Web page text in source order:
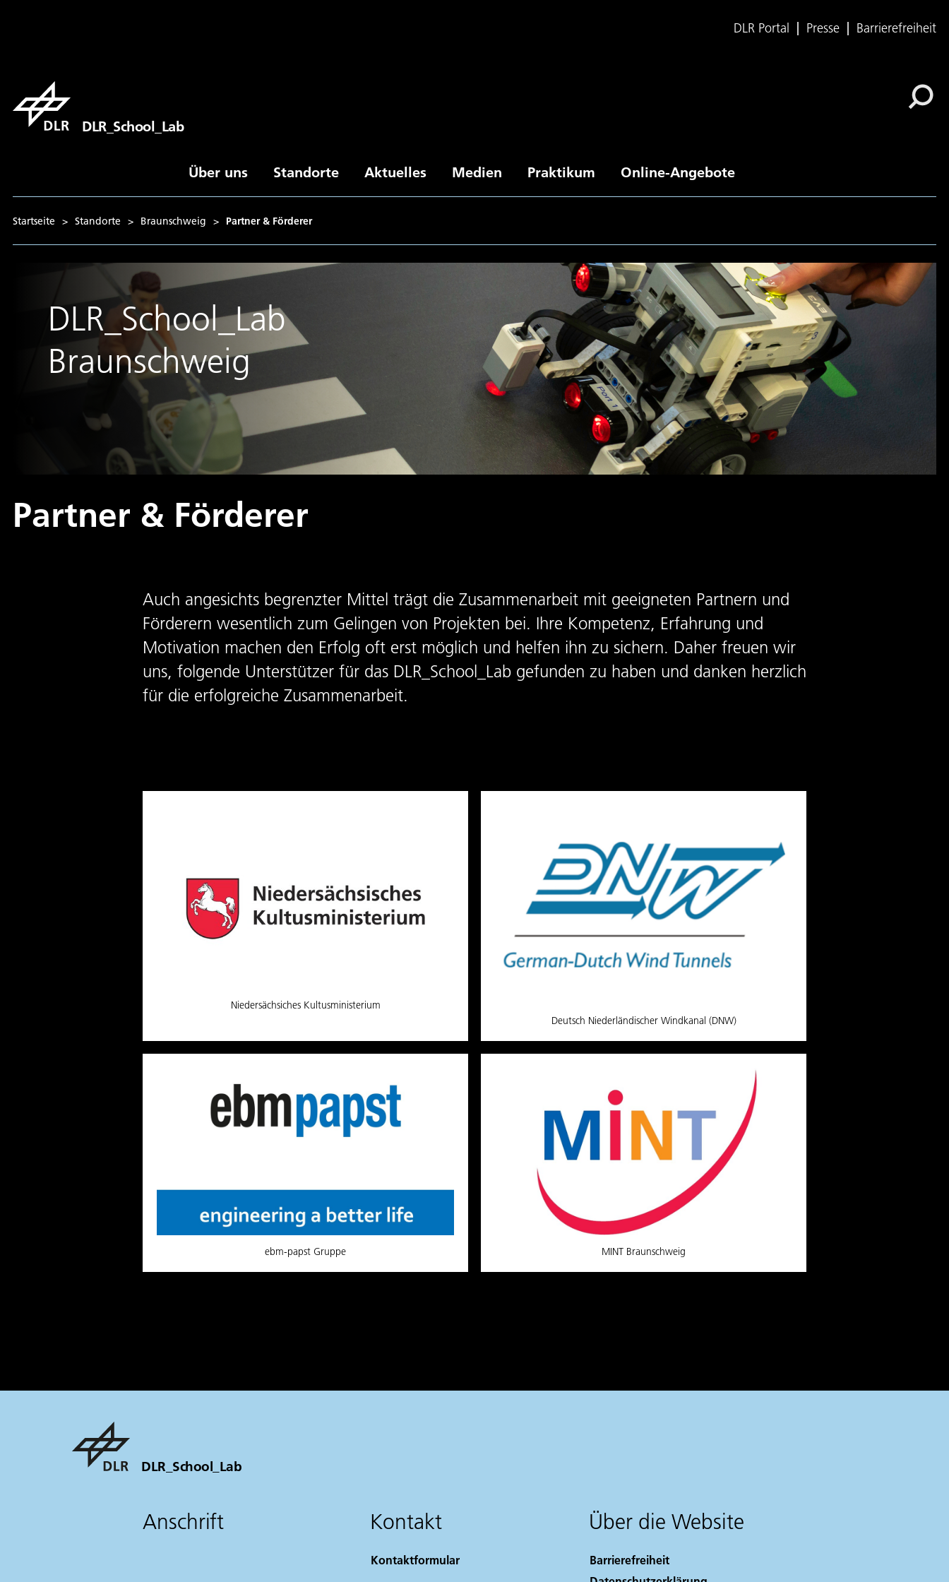
DLR Portal Presse Barrierefreiheit
DLR_School_Lab
Über uns Standorte Aktuelles Medien Praktikum Online-Angebote
Startseite > Standorte > Braunschweig > Partner & Förderer
DLR_School_Lab
Braunschweig
Partner & Förderer
Auch angesichts begrenzter Mittel trägt die Zusammenarbeit mit geeigneten Partnern und
Förderern wesentlich zum Gelingen von Projekten bei. Ihre Kompetenz, Erfahrung und
Motivation machen den Erfolg oft erst möglich und helfen ihn zu sichern. Daher freuen wir
uns, folgende Unterstützer für das DLR_School_Lab gefunden zu haben und danken herzlich
für die erfolgreiche Zusammenarbeit.
Niedersächsiches Kultusministerium
Deutsch Niederländischer Windkanal (DNW)
ebm-papst Gruppe MINT Braunschweig
DLR_School_Lab
Anschrift Kontakt
Kontaktformular
Über die Website
Barrierefreiheit